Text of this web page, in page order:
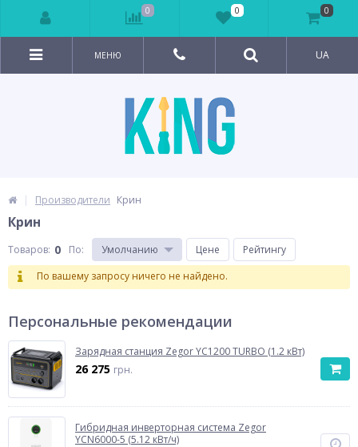
МЕНЮ UA
Производители Крин
Крин
Товаров: 0 По: Умолчанию Цене
Рейтингу
По вашему запросу ничего не найдено.
Персональные рекомендации
Зарядная станция Zegor YC1200 TURBO (1.2 кВт)
26 275 грн.
Гибридная инверторная система Zegor
YCN6000-5 (5.12 кВт/ч)
0 0 0